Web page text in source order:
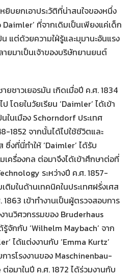
ยิบยกเอาประวัติที่น่าสนใจของหนึ่ง
ที่จากเดิมเป็นเพียงแค่เด็ก
แต่ด้วยความใฝ่รู้และมุมานะอันแรง
ยมาเป็นเจ้าของบริษัทยานยนต์
ยชาวเยอรมัน เกิดเมื่อปี ค.ศ. 1834
โดยในวัยเรียน ‘Daimler’ ได้เข้า
ในเมือง Schorndorf ประเทศ
1852 จากนั้นได้ไปใช้ชีวิตและ
ซึ่งที่นี่ทำให้ ‘Daimler’ ได้รับ
ครื่องกล ต่อมาจึงได้เข้าศึกษาต่อที่
ระหว่างปี ค.ศ. 1857-
ติมในด้านเทคนิคในประเทศฝรั่งเศส
เข้าทำงานเป็นผู้ตรวจสอบการ
านวิศวกรรมของ Bruderhaus
จักกับ ‘Wilhelm Maybach’ จาก
ได้แต่งงานกับ ‘Emma Kurtz’
ารโรงงานของ Maschinenbau-
อมาในปี ค.ศ. 1872 ได้ร่วมงานกับ